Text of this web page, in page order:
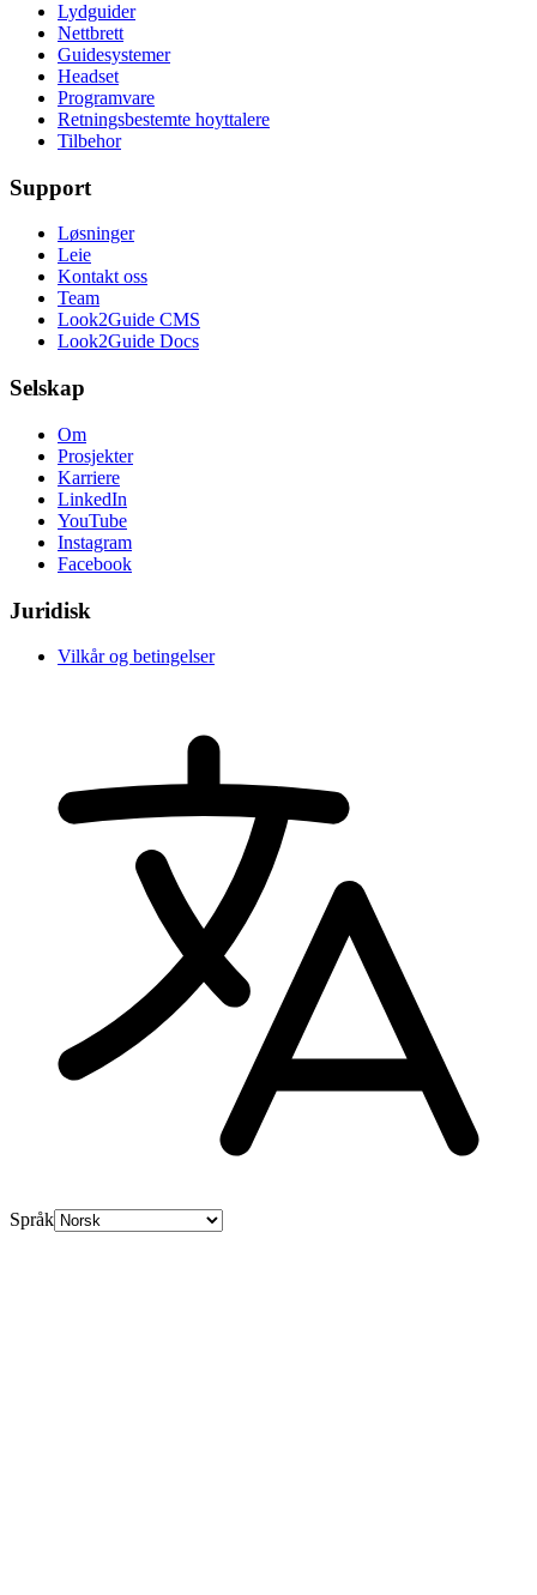
Lydguider
Nettbrett
Guidesystemer
Headset
Programvare
Retningsbestemte hoyttalere
Tilbehor
Support
Løsninger
Leie
Kontakt oss
Team
Look2Guide CMS
Look2Guide Docs
Selskap
Om
Prosjekter
Karriere
LinkedIn
YouTube
Instagram
Facebook
Juridisk
Vilkår og betingelser
Språk